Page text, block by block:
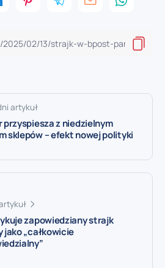
artykuł
z niedzielnym
sklepów – efekt nowej polityki
zapowiedziany strajk
jako „całkowicie